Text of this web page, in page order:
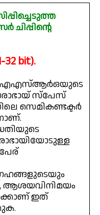
ചിപ്പിൻ്റെ
32 bit).
ഐഎസ്ആർഒയുടെ
സ്പേസ്
സെമികണ്ടക്ടർ
ആശയവിനിമയം
ഇത്